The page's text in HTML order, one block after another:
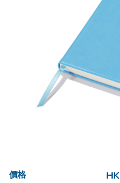
價格